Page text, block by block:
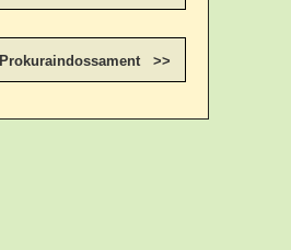
Prokuraindossament >>